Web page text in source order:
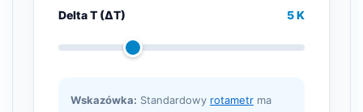
Delta T (ΔT) 5 K
Wskazówka: Standardowy rotametr ma